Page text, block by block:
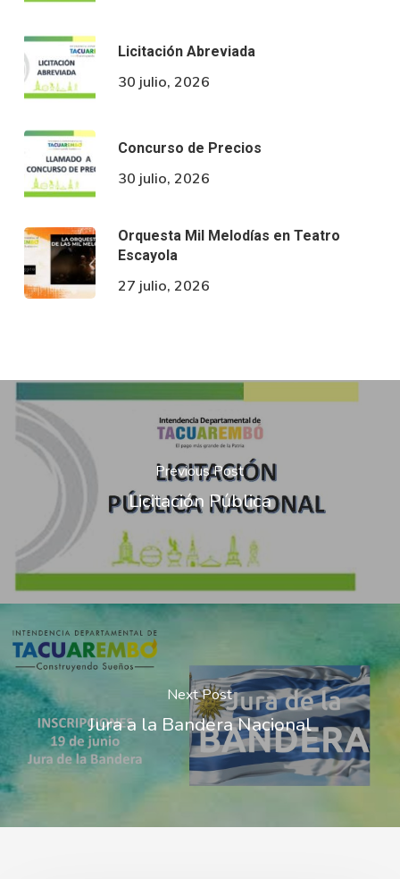
Licitación Abreviada
30 julio, 2026
Concurso de Precios
30 julio, 2026
Orquesta Mil Melodías en Teatro
Escayola
27 julio, 2026
Previous Post
Licitación Pública
Next Post
Jura a la Bandera Nacional